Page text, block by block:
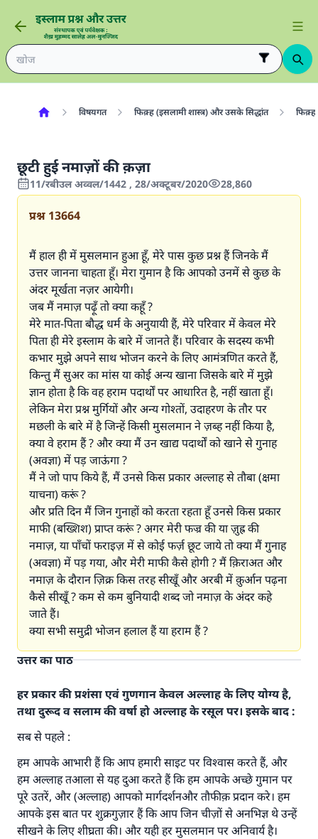
विषयगत फिक़्ह (इसलामी शास्त्र) और उसके सिद्धांत फिक़्ह
छूटी हुई नमाज़ों की क़ज़ा
11/रबीउल अव्वल/1442 , 28/अक्टूबर/2020 28,860
प्रश्न 13664
मैं हाल ही में मुसलमान हुआ हूँ, मेरे पास कुछ प्रश्न हैं जिनके मैं
उत्तर जानना चाहता हूँ। मेरा गुमान है कि आपको उनमें से कुछ के
अंदर मूर्खता नज़र आयेगी।
जब मैं नमाज़ पढ़ूँ तो क्या कहूँ ?
मेरे मात-पिता बौद्ध धर्म के अनुयायी हैं, मेरे परिवार में केवल मेरे
पिता ही मेरे इस्लाम के बारे में जानते हैं। परिवार के सदस्य कभी
कभार मुझे अपने साथ भोजन करने के लिए आमंत्रणित करते हैं,
किन्तु मैं सुअर का मांस या कोई अन्य खाना जिसके बारे में मुझे
ज्ञान होता है कि वह हराम पदार्थों पर आधारित है, नहीं खाता हूँ।
लेकिन मेरा प्रश्न मुर्गियों और अन्य गोश्तों, उदाहरण के तौर पर
मछली के बारे में है जिन्हें किसी मुसलमान ने ज़ब्ह नहीं किया है,
क्या वे हराम हैं ? और क्या मैं उन खाद्य पदार्थों को खाने से गुनाह
(अवज्ञा) में पड़ जाऊंगा ?
मैं ने जो पाप किये हैं, मैं उनसे किस प्रकार अल्लाह से तौबा (क्षमा
याचना) करूं ?
और प्रति दिन मैं जिन गुनाहों को करता रहता हूँ उनसे किस प्रकार
माफी (बख्शिश) प्राप्त करूं ? अगर मेरी फज्र की या ज़ुह्र की
नमाज़, या पाँचों फराइज़ में से कोई फर्ज़ छूट जाये तो क्या मैं गुनाह
(अवज्ञा) में पड़ गया, और मेरी माफी कैसे होगी ? मैं क़िराअत और
नमाज़ के दौरान ज़िक्र किस तरह सीखूँ और अरबी में क़ुर्आन पढ़ना
कैसे सीखूँ ? कम से कम बुनियादी शब्द जो नमाज़ के अंदर कहे
जाते हैं।
क्या सभी समुद्री भोजन हलाल हैं या हराम हैं ?
उत्तर का पाठ
हर प्रकार की प्रशंसा एवं गुणगान केवल अल्लाह के लिए योग्य है,
तथा दुरूद व सलाम की वर्षा हो अल्लाह के रसूल पर। इसके बाद :
सब से पहले :
हम आपके आभारी हैं कि आप हमारी साइट पर विश्वास करते हैं, और
हम अल्लाह तआला से यह दुआ करते हैं कि हम आपके अच्छे गुमान पर
पूरे उतरें, और (अल्लाह) आपको मार्गदर्शनऔर तौफीक़ प्रदान करे। हम
आपके इस बात पर शुक्रगुज़ार हैं कि आप जिन चीज़ों से अनभिज्ञ थे उन्हें
सीखने के लिए शीघ्रता की। और यही हर मुसलमान पर अनिवार्य है।